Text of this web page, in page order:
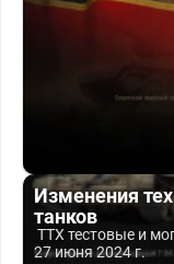
Изменения
танков
ТТХ тестовые и
27 июня 2024 г.